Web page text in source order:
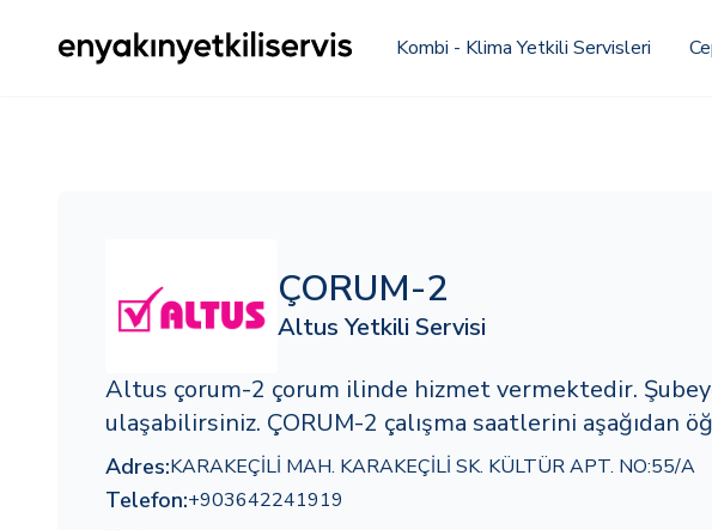
Kombi - Klima Yetkili Servisleri
ÇORUM-2
Altus Yetkili Servisi
Altus çorum-2 çorum ilinde hizmet vermektedir.
ulaşabilirsiniz. ÇORUM-2 çalışma saatlerini aşağıdan
Adres:KARAKEÇİLİ MAH. KARAKEÇİLİ SK. KÜLTÜR APT. NO:55/A
Telefon:+903642241919